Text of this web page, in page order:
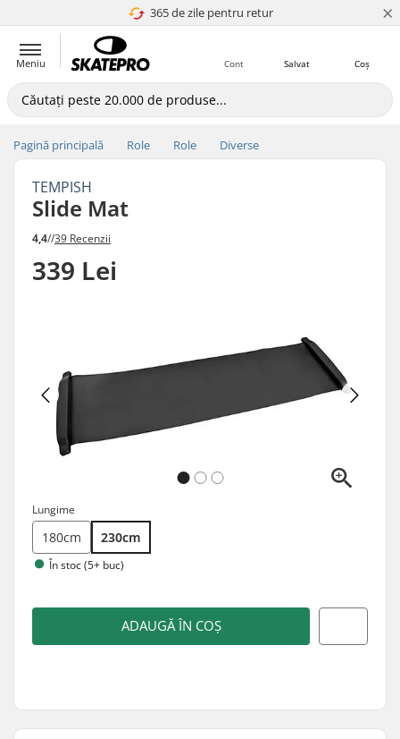
365 de zile pentru retur
4.8 a 5 ×
Meniu Coș
Salvat
Cont
Pagină principală Role Role Diverse
TEMPISH
Slide Mat
4,4//39 Recenzii
339 Lei
Lungime
180cm 230cm
În stoc (5+ buc)
ADAUGĂ ÎN COȘ